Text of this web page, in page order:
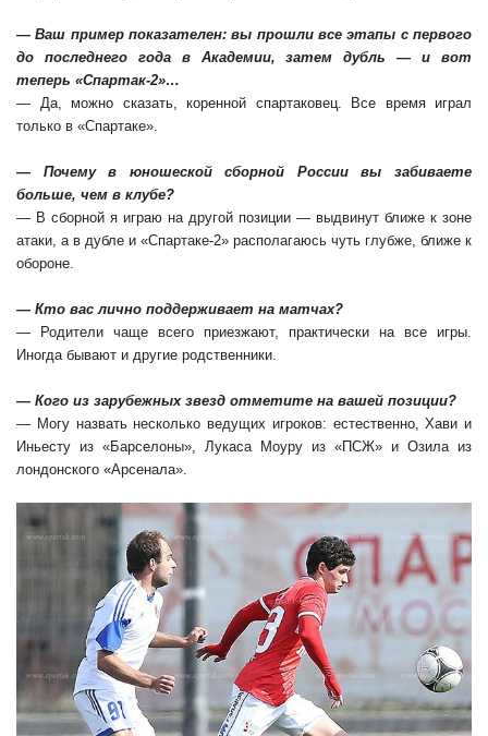
— Ваш пример показателен: вы прошли все этапы с первого
до последнего года в Академии, затем дубль— и вот
теперь «Спартак-2»…
— Да, можно сказать, коренной спартаковец. Все время играл
только в «Спартаке».
— Почему в юношеской сборной России вы забиваете
больше, чем в клубе?
— В сборной я играю на другой позиции — выдвинут ближе к зоне
атаки, а в дубле и «Спартаке-2» располагаюсь чуть глубже, ближе к
обороне.
— Кто вас лично поддерживает на матчах?
— Родители чаще всего приезжают, практически на все игры.
Иногда бывают и другие родственники.
— Кого из зарубежных звезд отметите на вашей позиции?
— Могу назвать несколько ведущих игроков: естественно, Хави и
Иньесту из «Барселоны», Лукаса Моуру из «ПСЖ» и Озила из
лондонского «Арсенала».